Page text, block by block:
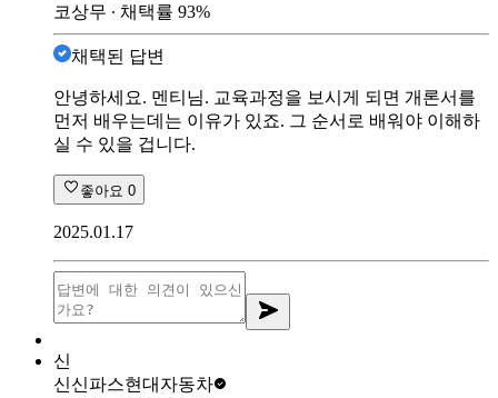
코상무 ∙ 채택률 93%
채택된 답변
안녕하세요. 멘티님. 교육과정을 보시게 되면 개론서를
먼저 배우는데는 이유가 있죠. 그 순서로 배워야 이해하
실 수 있을 겁니다.
좋아요 0
2025.01.17
신
신신파스현대자동차